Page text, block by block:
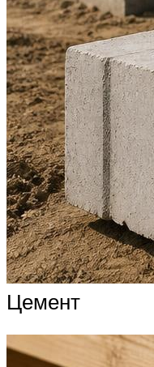
Цемент